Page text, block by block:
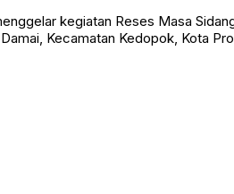
kegiatan Reses Masa
Kecamatan Kedopok, Kota